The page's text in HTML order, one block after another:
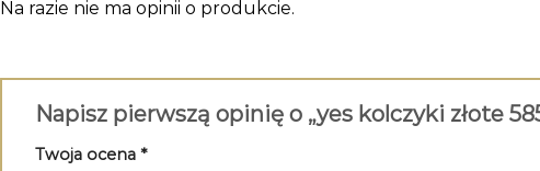
Na razie nie ma opinii o produkcie.
Napisz pierwszą opinię o „yes kolczyki złote
Twoja ocena *